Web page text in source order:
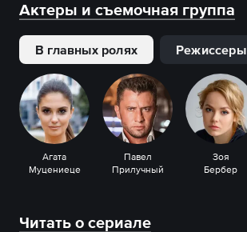
Актеры и съемочная группа
В главных ролях Режиссеры
Агата
Муцениеце
Павел
Прилучный
Зоя
Бербер
Читать о сериале